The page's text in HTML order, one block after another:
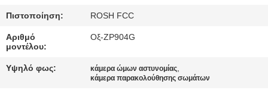
ΈΛΕΓΧΟΣ
ΠΟΙΌΤΗΤΑΣ
Πιστοποίηση: ROSH FCC
Αριθμό
μοντέλου:
Οξ-ZP904G
Υψηλό φως: κάμερα ώμων αστυνομίας,
κάμερα παρακολούθησης σωμάτων